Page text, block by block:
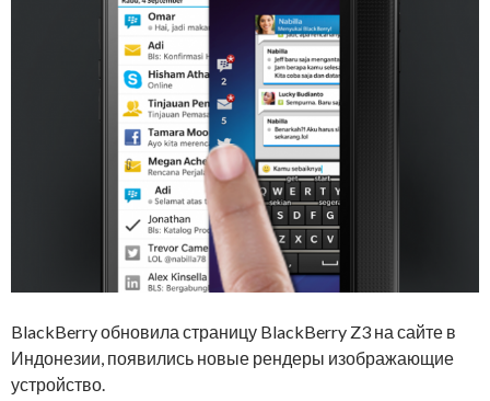
BlackBerry обновила страницу BlackBerry Z3 на сайте в
Индонезии, появились новые рендеры изображающие
устройство.